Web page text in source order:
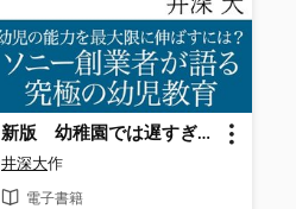
新版 幼稚園では遅すぎる 真の幼児教育とは何か
井深大作
電子書籍